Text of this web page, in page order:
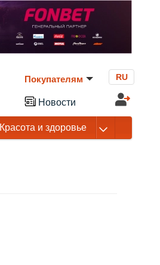
Покупателям
Новости
RU
Красота и здоровье